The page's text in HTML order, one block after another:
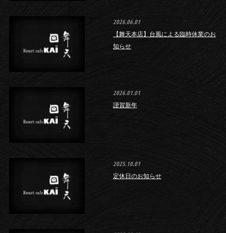
2026.06.01
【舞天本店】台風による臨時休業のお
知らせ
2026.01.01
謹賀新年
2025.10.01
定休日のお知らせ